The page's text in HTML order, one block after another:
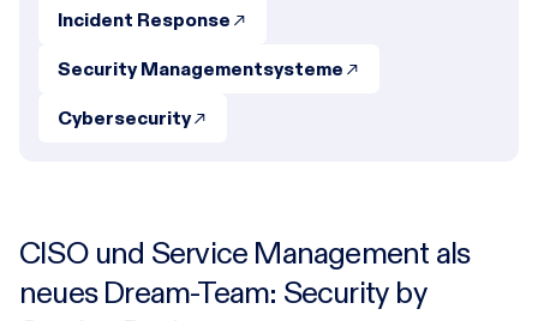
Incident Response
Security Managementsysteme
Cybersecurity
CISO und Service Management als
neues Dream-Team: Security by